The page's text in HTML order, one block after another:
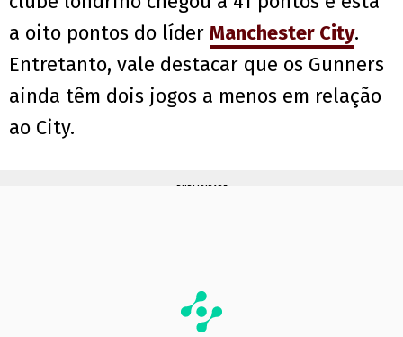
a oito pontos do líder Manchester City.
Entretanto, vale destacar que os Gunners
ainda têm dois jogos a menos em relação
ao City.
PUBLICIDADE